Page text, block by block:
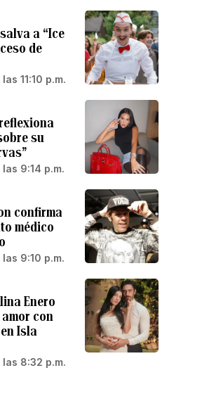
a “Ice
de
11:10 p.m.
su
9:14 p.m.
confirma
médico
9:10 p.m.
Enero
con
Isla
8:32 p.m.